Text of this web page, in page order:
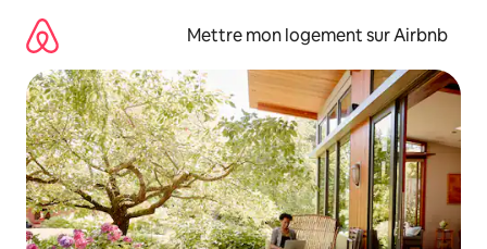
directement
contenu
Mettre mon logement sur Airbnb